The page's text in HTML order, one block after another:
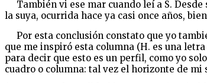
También vi ese mar cuando leí a S. Desde
la suya, ocurrida hace ya casi once años,
Por esta conclusión constato que yo
que me inspiró esta columna (H. es una
para decir que esto es un perfil, como yo
cuadro o columna: tal vez el horizonte de mi